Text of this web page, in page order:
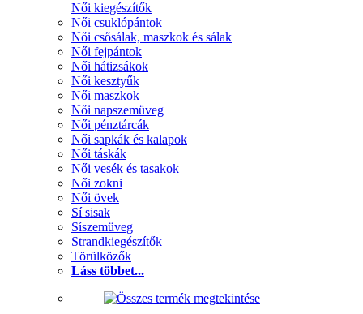
Női kiegészítők
Női csuklópántok
Női csősálak, maszkok és sálak
Női fejpántok
Női hátizsákok
Női kesztyűk
Női maszkok
Női napszemüveg
Női pénztárcák
Női sapkák és kalapok
Női táskák
Női vesék és tasakok
Női zokni
Női övek
Sí sisak
Síszemüveg
Strandkiegészítők
Törülközők
Láss többet...